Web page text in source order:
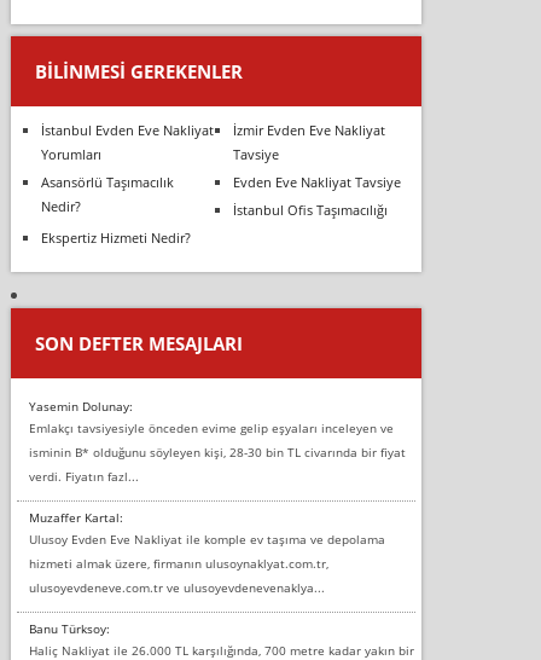
BILINMESI GEREKENLER
İstanbul Evden Eve Nakliyat
Yorumları
İzmir Evden Eve Nakliyat
Tavsiye
Asansörlü Taşımacılık
Nedir?
Evden Eve Nakliyat Tavsiye
İstanbul Ofis Taşımacılığı
Ekspertiz Hizmeti Nedir?
SON DEFTER MESAJLARI
Yasemin Dolunay:
Emlakçı tavsiyesiyle önceden evime gelip eşyaları inceleyen ve
isminin B* olduğunu söyleyen kişi, 28-30 bin TL civarında bir fiyat
verdi. Fiyatın fazl...
Muzaffer Kartal:
Ulusoy Evden Eve Nakliyat ile komple ev taşıma ve depolama
hizmeti almak üzere, firmanın ulusoynaklyat.com.tr,
ulusoyevdeneve.com.tr ve ulusoyevdenevenaklya...
Banu Türksoy:
Haliç Nakliyat ile 26.000 TL karşılığında, 700 metre kadar yakın bir